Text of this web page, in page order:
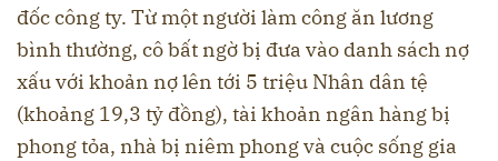
đốc công ty. Từ một người làm công ăn lương
bình thường, cô bất ngờ bị đưa vào danh sách nợ
xấu với khoản nợ lên tới 5 triệu Nhân dân tệ
(khoảng 19,3 tỷ đồng), tài khoản ngân hàng bị
phong tỏa, nhà bị niêm phong và cuộc sống gia